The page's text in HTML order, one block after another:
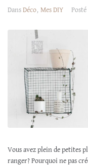
Dans Déco, Mes DIY Posté
Vous avez plein de petites
ranger? Pourquoi ne pas